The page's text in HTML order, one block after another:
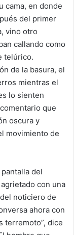
cama, en donde
del primer
vino otro
callando como
telúrico.
de la basura, el
mientras el
lo sienten
que
oscura y
movimiento de
del
con una
noticiero de
ahora con
terremoto”, dice